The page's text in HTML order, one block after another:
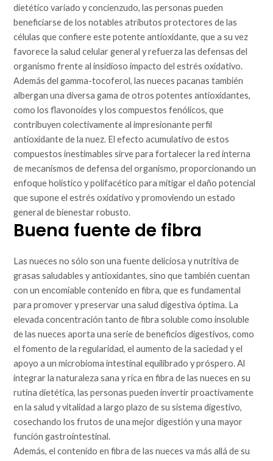
dietético variado y concienzudo, las personas pueden
beneficiarse de los notables atributos protectores de las
células que confiere este potente antioxidante, que a su vez
favorece la salud celular general y refuerza las defensas del
organismo frente al insidioso impacto del estrés oxidativo.
Además del gamma-tocoferol, las nueces pacanas también
albergan una diversa gama de otros potentes antioxidantes,
como los flavonoides y los compuestos fenólicos, que
contribuyen colectivamente al impresionante perfil
antioxidante de la nuez. El efecto acumulativo de estos
compuestos inestimables sirve para fortalecer la red interna
de mecanismos de defensa del organismo, proporcionando un
enfoque holístico y polifacético para mitigar el daño potencial
que supone el estrés oxidativo y promoviendo un estado
general de bienestar robusto.
Buena fuente de fibra
Las nueces no sólo son una fuente deliciosa y nutritiva de
grasas saludables y antioxidantes, sino que también cuentan
con un encomiable contenido en fibra, que es fundamental
para promover y preservar una salud digestiva óptima. La
elevada concentración tanto de fibra soluble como insoluble
de las nueces aporta una serie de beneficios digestivos, como
el fomento de la regularidad, el aumento de la saciedad y el
apoyo a un microbioma intestinal equilibrado y próspero. Al
integrar la naturaleza sana y rica en fibra de las nueces en su
rutina dietética, las personas pueden invertir proactivamente
en la salud y vitalidad a largo plazo de su sistema digestivo,
cosechando los frutos de una mejor digestión y una mayor
función gastrointestinal.
Además, el contenido en fibra de las nueces va más allá de su